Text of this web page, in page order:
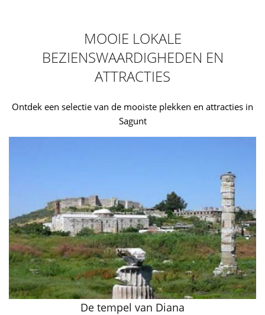
MOOIE LOKALE
BEZIENSWAARDIGHEDEN EN
ATTRACTIES
Ontdek een selectie van de mooiste plekken en attracties in
Sagunt
De tempel van Diana